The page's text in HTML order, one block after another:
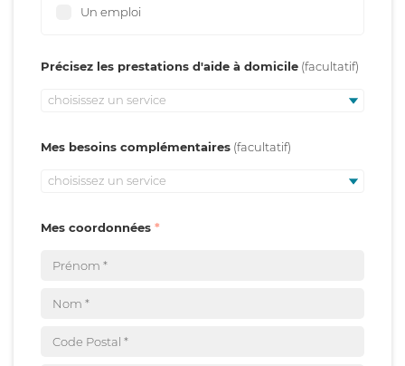
Un emploi
Précisez les prestations d'aide à domicile
choisissez un service
Mes besoins complémentaires
choisissez un service
Mes coordonnées